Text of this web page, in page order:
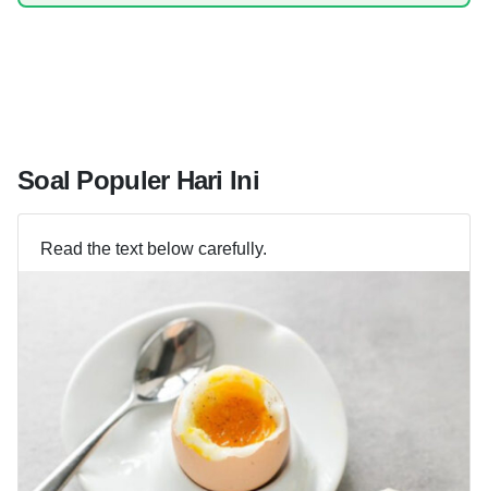
Soal Populer Hari Ini
Read the text below carefully.